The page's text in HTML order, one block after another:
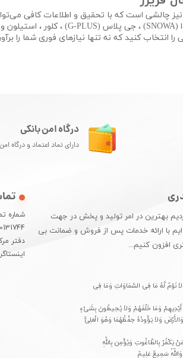
را انتخاب کنید که نه تنها نیازهای فوری شما را
بهترین در امر تولید و پخش در جهت
با ارائه خدمات پس از فروش و ضمانت بی
افزون کنیم...​​​​​​​
شماره
- 021-56770166
دفتر
درگاه امن بانکی
دارای نماد اعتماد و درگاه امن
نَوْمٌ لَّهُ مَا فِی السَّمَاوَاتِ وَمَا فِی
أَیْدِیهِمْ وَمَا خَلْفَهُمْ وَلاَ یُحِیطُونَ بِشَیْءٍ
وَلاَ یَؤُودُهُ حِفْظُهُمَا وَهُوَ الْعَلِیُّ
یَکْفُرْ بِالطَّاغُوتِ وَیُؤْمِن بِاللّهِ
سَمِیعٌ عَلِیمٌ